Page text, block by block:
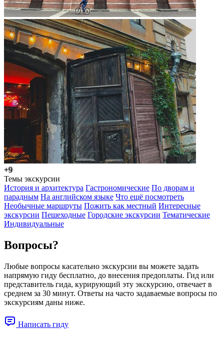
+9
Темы экскурсии
История и архитектура Гастрономические По дворам и
парадным На английском языке Что ещё посмотреть
Необычные маршруты Пожить как местный Интересные
экскурсии Пешеходные Городские экскурсии Тематические
Индивидуальные
Вопросы?
Любые вопросы касательно экскурсии вы можете задать
напрямую гиду бесплатно, до внесения предоплаты. Гид или
представитель гида, курирующий эту экскурсию, отвечает в
среднем за 30 минут. Ответы на часто задаваемые вопросы по
экскурсиям даны ниже.
Написать гиду